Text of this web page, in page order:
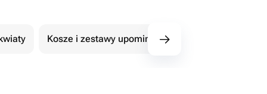
Kosze i zestawy upominkowe